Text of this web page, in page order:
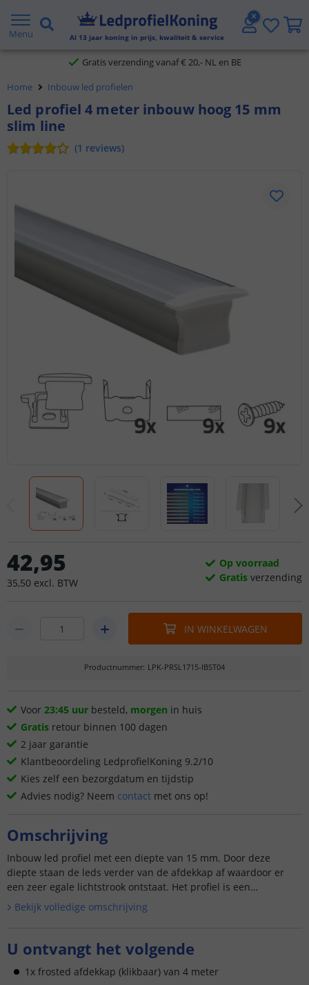
Menu Al 13 jaar koning in prijs, kwaliteit & service
5 jaar garantie
Gratis verzending vanaf € 20,- NL en BE
Klantbeoordeling 9.1
Home Inbouw led profielen
Led profiel 4 meter inbouw hoog 15 mm
slim line
(1 reviews)
42,95
35,50 excl. BTW
Op voorraad
Gratis verzending
IN WINKELWAGEN
Productnummer: LPK-PRSL1715-IBST04
Voor 23:45 uur besteld, morgen in huis
Gratis retour binnen 100 dagen
2 jaar garantie
Klantbeoordeling LedprofielKoning 9.2/10
Kies zelf een bezorgdatum en tijdstip
Advies nodig? Neem contact met ons op!
Omschrijving
Inbouw led profiel met een diepte van 15 mm. Door deze
diepte staan de leds verder van de afdekkap af waardoor er
een zeer egale lichtstrook ontstaat. Het profiel is een
zogenaamd 'slim line ...
Bekijk volledige omschrijving
U ontvangt het volgende
1x frosted afdekkap (klikbaar) van 4 meter